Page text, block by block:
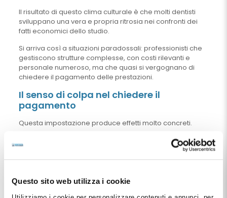
Questo sito web utilizza i cookie
Il risultato di questo clima culturale è che molti dentisti
sviluppano una vera e propria ritrosia nei confronti dei
fatti economici dello studio.
Si arriva così a situazioni paradossali: professionisti che
gestiscono strutture complesse, con costi rilevanti e
personale numeroso, ma che quasi si vergognano di
chiedere il pagamento delle prestazioni.
Il senso di colpa nel chiedere il
pagamento
Questa impostazione produce effetti molto concreti.
Molti studi finiscono per concedere piani di pagamento
troppo lunghi, sconti irrazionali o addirittura prestazioni
Talvolta il problema non è nemmeno la dilazione
concessa, ma il modo in cui viene gestita. Pagamenti non
formalizzati, controlli inesistenti sugli insoluti e un